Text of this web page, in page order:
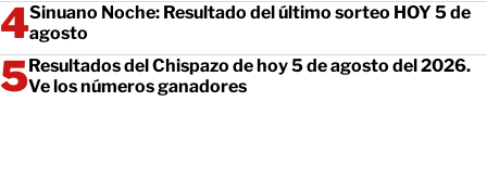
Sinuano Noche: Resultado del último sorteo HOY 5 de
agosto
Resultados del Chispazo de hoy 5 de agosto del 2026.
Ve los números ganadores